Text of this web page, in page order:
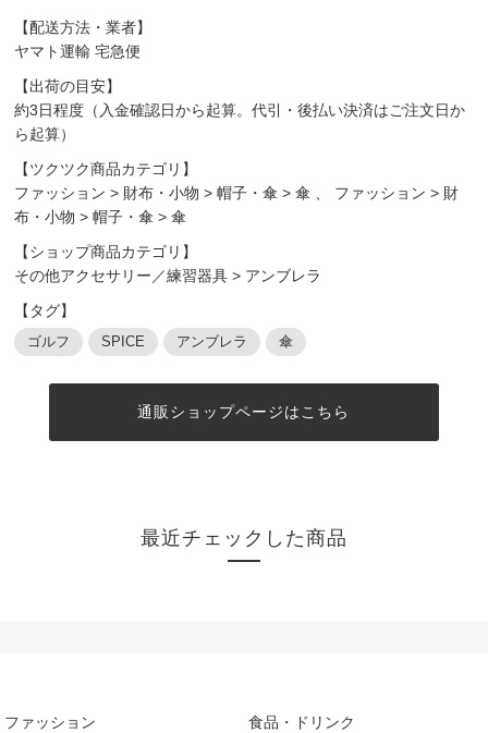
【配送方法・業者】
ヤマト運輸 宅急便
【出荷の目安】
約3日程度（入金確認日から起算。代引・後払い決済はご注文日か
ら起算）
【ツクツク商品カテゴリ】
ファッション > 財布・小物 >帽子・傘 >傘 ファッション > 財
布・小物 >帽子・傘 >傘
【ショップ商品カテゴリ】
その他アクセサリー／練習器具 > アンブレラ
【タグ】
ゴルフ SPICE アンブレラ 傘
通販ショップページはこちら
最近チェックした商品
ファッション 食品・ドリンク